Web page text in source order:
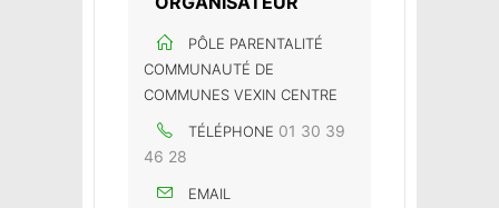
PÔLE PARENTALITÉ
COMMUNAUTÉ DE
COMMUNES VEXIN CENTRE
TÉLÉPHONE 01 30 39
46 28
EMAIL